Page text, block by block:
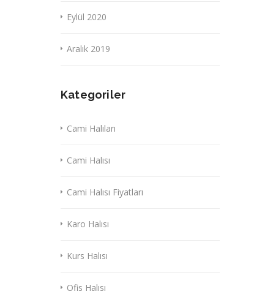
Eylül 2020
Aralık 2019
Kategoriler
Cami Halıları
Cami Halısı
Cami Halısı Fiyatları
Karo Halısı
Kurs Halısı
Ofis Halısı